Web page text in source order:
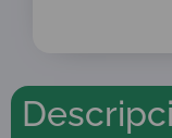
Formación
que realizan
ISO/IEC
en Sistemas de